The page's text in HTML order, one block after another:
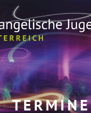
TERMINE